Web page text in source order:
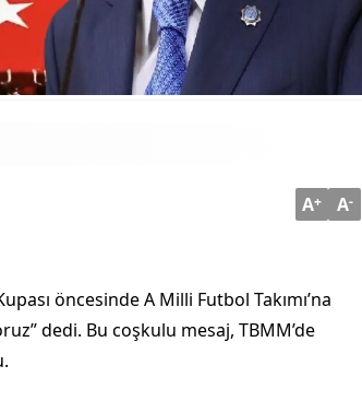
A+ A-
öncesinde A Milli Futbol Takımı’na
dedi. Bu coşkulu mesaj, TBMM’de